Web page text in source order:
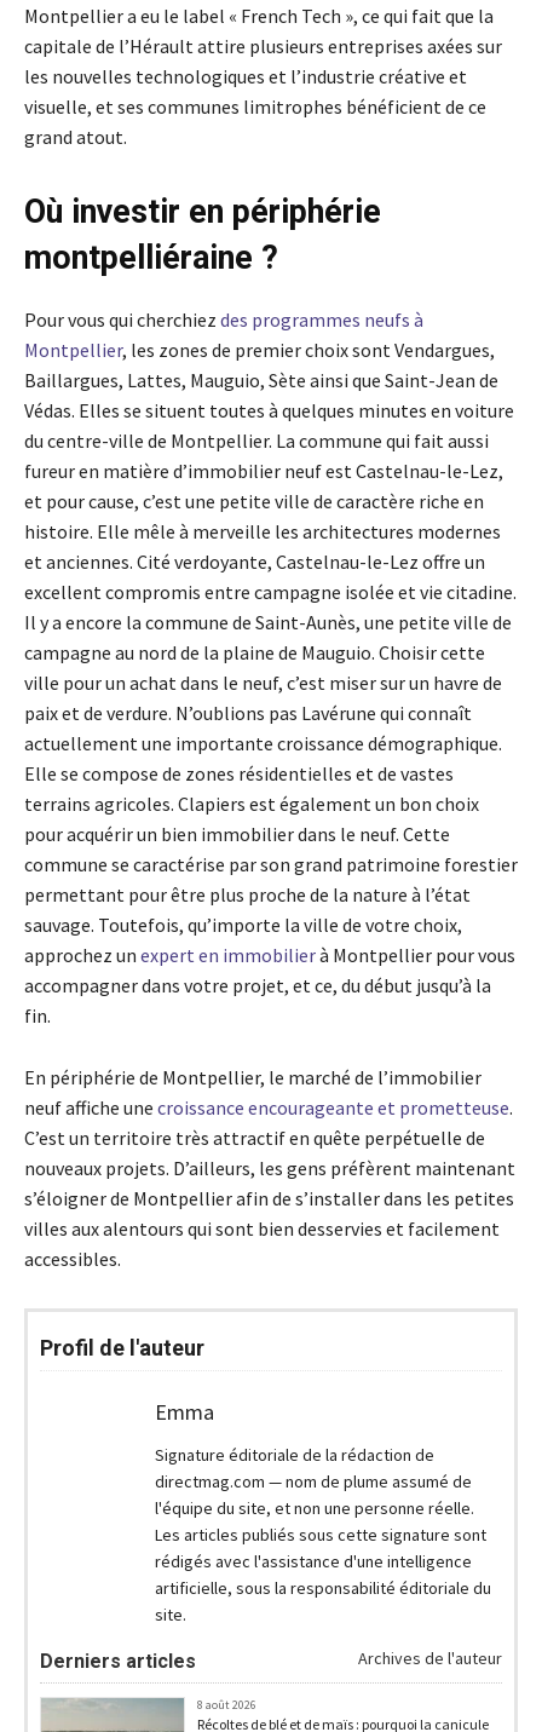
Montpellier a eu le label « French Tech », ce qui fait que la
capitale de l’Hérault attire plusieurs entreprises axées sur
les nouvelles technologiques et l’industrie créative et
visuelle, et ses communes limitrophes bénéficient de ce
grand atout.
Où investir en périphérie
montpelliéraine ?
Pour vous qui cherchiez des programmes neufs à
Montpellier, les zones de premier choix sont Vendargues,
Baillargues, Lattes, Mauguio, Sète ainsi que Saint-Jean de
Védas. Elles se situent toutes à quelques minutes en voiture
du centre-ville de Montpellier. La commune qui fait aussi
fureur en matière d’immobilier neuf est Castelnau-le-Lez,
et pour cause, c’est une petite ville de caractère riche en
histoire. Elle mêle à merveille les architectures modernes
et anciennes. Cité verdoyante, Castelnau-le-Lez offre un
excellent compromis entre campagne isolée et vie citadine.
Il y a encore la commune de Saint-Aunès, une petite ville de
campagne au nord de la plaine de Mauguio. Choisir cette
ville pour un achat dans le neuf, c’est miser sur un havre de
paix et de verdure. N’oublions pas Lavérune qui connaît
actuellement une importante croissance démographique.
Elle se compose de zones résidentielles et de vastes
terrains agricoles. Clapiers est également un bon choix
pour acquérir un bien immobilier dans le neuf. Cette
commune se caractérise par son grand patrimoine forestier
permettant pour être plus proche de la nature à l’état
sauvage. Toutefois, qu’importe la ville de votre choix,
approchez un expert en immobilierà Montpellier pour vous
accompagner dans votre projet, et ce, du début jusqu’à la
fin.
En périphérie de Montpellier, le marché de l’immobilier
neuf affiche une croissance encourageante et prometteuse.
C’est un territoire très attractif en quête perpétuelle de
nouveaux projets. D’ailleurs, les gens préfèrent maintenant
s’éloigner de Montpellier afin de s’installer dans les petites
villes aux alentours qui sont bien desservies et facilement
accessibles.
Profil de l'auteur
Emma
Signature éditoriale de la rédaction de
directmag.com — nom de plume assumé de
l'équipe du site, et non une personne réelle.
Les articles publiés sous cette signature sont
rédigés avec l'assistance d'une intelligence
artificielle, sous la responsabilité éditoriale du
site.
Derniers articles Archives de l'auteur
8 août 2026
Récoltes de blé et de maïs : pourquoi la canicule